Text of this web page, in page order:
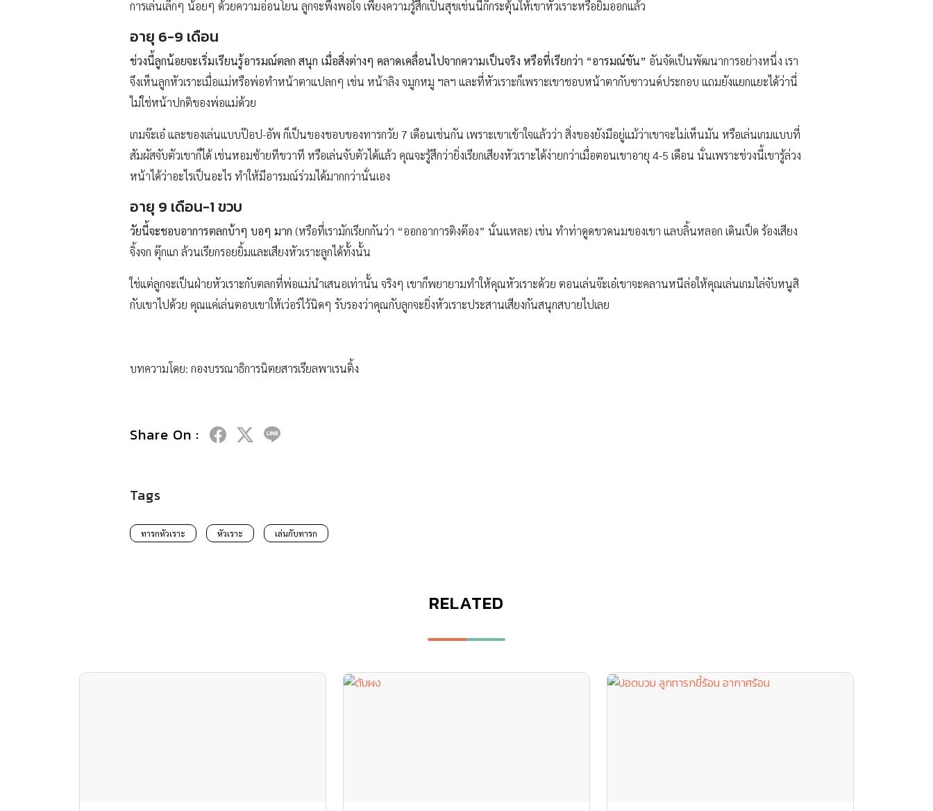
การเล่นเล็กๆ น้อยๆ ด้วยความอ่อนโยน ลูกจะพึงพอใจ เพียงความรู้สึกเป็นสุขเช่นนี้ก็กระตุ้นให้เขาหัวเราะหรือยิ้มออกแล้ว
อายุ 6-9 เดือน
ช่วงนี้ลูกน้อยจะเริ่มเรียนรู้อารมณ์ตลก สนุก เมื่อสิ่งต่างๆ คลาดเคลื่อนไปจากความเป็นจริง หรือที่เรียกว่า “อารมณ์ขัน” อันจัดเป็นพัฒนาการอย่างหนึ่ง เรา
จึงเห็นลูกหัวเราะเมื่อแม่หรือพ่อทำหน้าตาแปลกๆ เช่น หน้าลิง จมูกหมู ฯลฯ และที่หัวเราะก็เพราะเขาชอบหน้าตากับซาวนด์ประกอบ แถมยังแยกแยะได้ว่านี่
ไม่ใช่หน้าปกติของพ่อแม่ด้วย
เกมจ๊ะเอ๋ และของเล่นแบบป๊อป-อัพ ก็เป็นของชอบของทารกวัย 7 เดือนเช่นกัน เพราะเขาเข้าใจแล้วว่า สิ่งของยังมีอยู่แม้ว่าเขาจะไม่เห็นมัน หรือเล่นเกมแบบที่
สัมผัสจับตัวเขาก็ได้ เช่นหอมซ้ายทีขวาที หรือเล่นจับตัวได้แล้ว คุณจะรู้สึกว่ายิ่งเรียกเสียงหัวเราะได้ง่ายกว่าเมื่อตอนเขาอายุ 4-5 เดือน นั่นเพราะช่วงนี้เขารู้ล่วง
หน้าได้ว่าอะไรเป็นอะไร ทำให้มีอารมณ์ร่วมได้มากกว่านั่นเอง
อายุ 9 เดือน-1 ขวบ
วัยนี้จะชอบอาการตลกบ้าๆ บอๆ มาก (หรือที่เรามักเรียกกันว่า “ออกอาการติงต๊อง” นั่นแหละ) เช่น ทำท่าดูดขวดนมของเขา แลบลิ้นหลอก เดินเป็ด ร้องเสียง
จิ้งจก ตุ๊กแก ล้วนเรียกรอยยิ้มและเสียงหัวเราะลูกได้ทั้งนั้น
ใช่แต่ลูกจะเป็นฝ่ายหัวเราะกับตลกที่พ่อแม่นำเสนอเท่านั้น จริงๆ เขาก็พยายามทำให้คุณหัวเราะด้วย ตอนเล่นจ๊ะเอ๋เขาจะคลานหนีล่อให้คุณเล่นเกมไล่จับหนูสิ
กับเขาไปด้วย คุณแค่เล่นตอบเขาให้เว่อร์ไว้นิดๆ รับรองว่าคุณกับลูกจะยิ่งหัวเราะประสานเสียงกันสนุกสบายไปเลย
บทความโดย: กองบรรณาธิการนิตยสารเรียลพาเรนติ้ง
Share On :
Tags
ทารกหัวเราะ หัวเราะ เล่นกับทารก
RELATED